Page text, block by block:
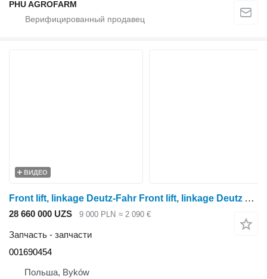
PHU AGROFARM
ВИДЕО
Front lift, linkage Deutz-Fahr Front lift, linkage Deutz Agrotron M410 001690454 для трактора колесного Deutz-Fahr Agrotron M410
28 660 000 UZS 9 000 PLN ≈ 2 090 €
Запчасть - запчасти
001690454
Польша, Byków